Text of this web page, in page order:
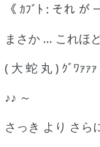
《 ｶﾌﾞﾄ : それ が
まさか … これほ
( 大 蛇 丸 ) ｸﾞﾜｧｧ
♪♪ ～
さっき より さら